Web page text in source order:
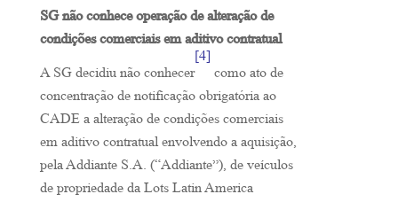
SG não conhece operação de alteração de
condições comerciais em aditivo contratual
A SG decidiu não conhecer
[4]
como ato de
concentração de notificação obrigatória ao
CADE a alteração de condições comerciais
em aditivo contratual envolvendo a aquisição,
pela Addiante S.A. (“Addiante”), de veículos
de propriedade da Lots Latin America